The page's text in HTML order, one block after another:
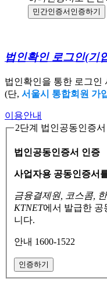
민간인증서 인증하기
법인확인 로그인(기
법인확인을 통한 로그인
(단, 서울시 통합회원 가
이용안내
2단계 법인공동인증
법인공동인증서 인증
사업자용 공동인증서
금융결제원, 코스콤,
KTNET에서 발급한 공
니다.
안내 1600-1522
인증하기